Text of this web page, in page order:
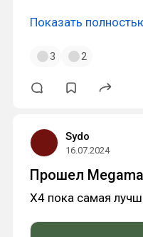
Показать
3 2
Sydo
16.07.2024
Прошел
Х4 пока самая